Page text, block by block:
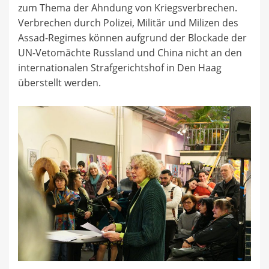
zum Thema der Ahndung von Kriegsverbrechen.
Verbrechen durch Polizei, Militär und Milizen des
Assad-Regimes können aufgrund der Blockade der
UN-Vetomächte Russland und China nicht an den
internationalen Strafgerichtshof in Den Haag
überstellt werden.